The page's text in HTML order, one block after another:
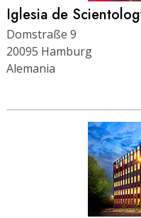
Iglesia de
Domstraße 9
20095 Hamburg
Alemania